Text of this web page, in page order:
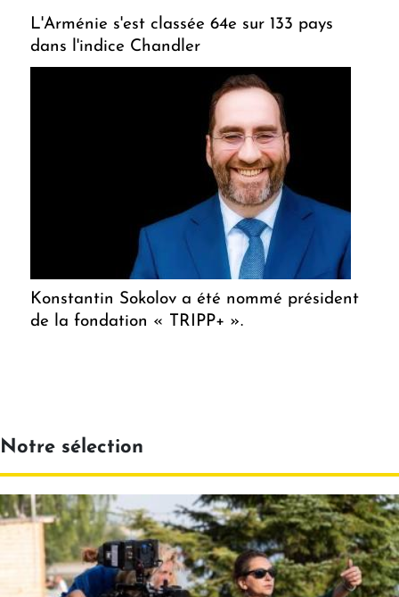
L'Arménie s'est classée 64e sur 133 pays
dans l'indice Chandler
Konstantin Sokolov a été nommé président
de la fondation « TRIPP+ ».
Notre sélection